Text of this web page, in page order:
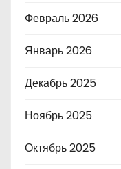
Февраль 2026
Январь 2026
Декабрь 2025
Ноябрь 2025
Октябрь 2025